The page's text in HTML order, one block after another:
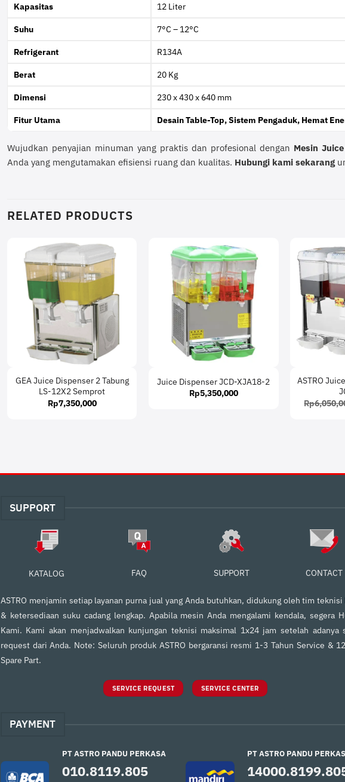
Kapasitas 12 Liter
Suhu 7°C – 12°C
Refrigerant R134A
Berat 20 Kg
Dimensi 230 x 430 x 640 mm
Fitur Utama Desain Table-Top, Sistem Pengaduk, Hemat
Wujudkan penyajian minuman yang praktis dan profesional dengan Mesin
Anda yang mengutamakan efisiensi ruang dan kualitas. Hubungi kami sekarang
RELATED PRODUCTS
GEA Juice Dispenser 2 Tabung
LS-12X2 Semprot
Rp7,350,000
Juice Dispenser JCD-XJA18-2
Rp5,350,000
ASTRO
Rp
SUPPORT
KATALOG FAQ SUPPORT CONTACT
ASTRO menjamin setiap layanan purna jual yang Anda butuhkan, didukung oleh tim teknisi
& ketersediaan suku cadang lengkap. Apabila mesin Anda mengalami kendala, segera
Kami. Kami akan menjadwalkan kunjungan teknisi maksimal 1x24 jam setelah adanya
request dari Anda. Note: Seluruh produk ASTRO bergaransi resmi 1-3 Tahun Service &
Spare Part.
SERVICE REQUEST SERVICE CENTER
PAYMENT
PT ASTRO PANDU PERKASA
010.8119.805
PT ASTRO PANDU